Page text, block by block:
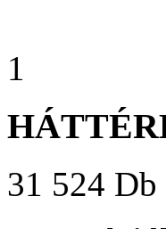
1
31 524 Db